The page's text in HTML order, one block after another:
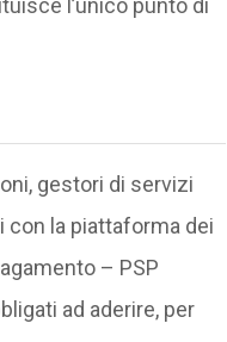
l’unico punto di
gestori di servizi
la piattaforma dei
– PSP
ad aderire, per